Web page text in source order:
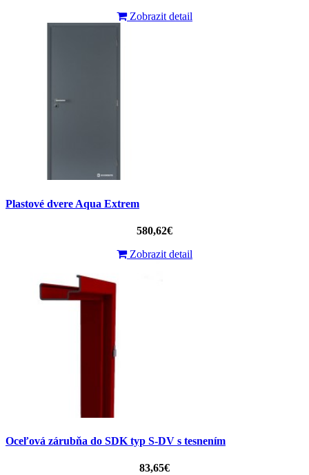
Zobrazit detail
Plastové dvere Aqua Extrem
580,62€
Zobrazit detail
Oceľová zárubňa do SDK typ S-DV s tesnením
83,65€